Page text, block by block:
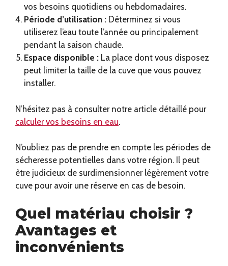
vos besoins quotidiens ou hebdomadaires.
Période d’utilisation : Déterminez si vous
utiliserez l’eau toute l’année ou principalement
pendant la saison chaude.
Espace disponible : La place dont vous disposez
peut limiter la taille de la cuve que vous pouvez
installer.
N’hésitez pas à consulter notre article détaillé pour
calculer vos besoins en eau.
N’oubliez pas de prendre en compte les périodes de
sécheresse potentielles dans votre région. Il peut
être judicieux de surdimensionner légèrement votre
cuve pour avoir une réserve en cas de besoin.
Quel matériau choisir ?
Avantages et
inconvénients